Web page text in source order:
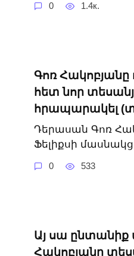
0 1.4к.
Գոռ Հակոբյանը
հետ նոր
հրապարակել
Դերասան Գոռ
Ֆելիքսի
0 533
Այ սա ընտանիք
Հակոբյանը